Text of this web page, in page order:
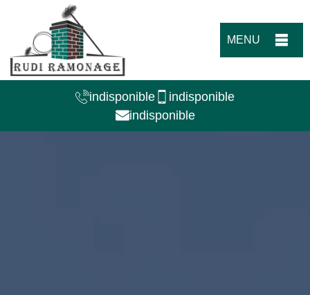
MENU
indisponible
indisponible
indisponible